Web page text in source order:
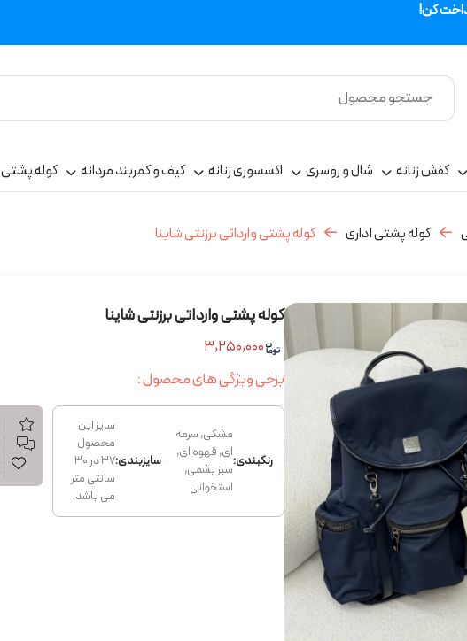
کن!
کفش زنانه شال و روسری اکسسوری زنانه کیف و کمربند مردانه کوله پشتی
کوله پشتی اداری کوله پشتی وارداتی برزنتی شاینا
کوله پشتی وارداتی برزنتی شاینا
برخی ویژگی های محصول :
رنگبندی:
مشکی, سرمه
ای, قهوه ای,
سبز یشمی,
استخوانی
سایزبندی:
سایز این
محصول
37 در 30
سانتی متر
می باشد.